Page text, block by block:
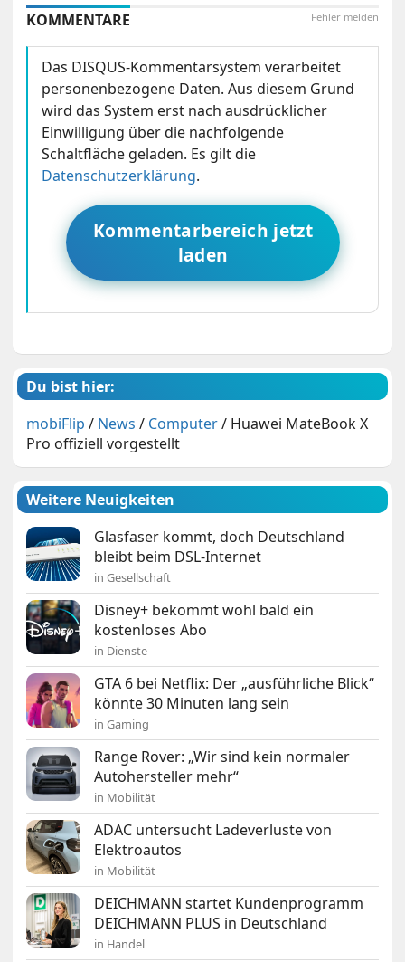
Fehler melden
KOMMENTARE
Das DISQUS-Kommentarsystem verarbeitet
personenbezogene Daten. Aus diesem Grund
wird das System erst nach ausdrücklicher
Einwilligung über die nachfolgende
Schaltfläche geladen. Es gilt die
Datenschutzerklärung.
Kommentarbereich jetzt
laden
Du bist hier:
mobiFlip / News / Computer/ Huawei MateBook X
Pro offiziell vorgestellt
Weitere Neuigkeiten
Glasfaser kommt, doch Deutschland
bleibt beim DSL-Internet
in Gesellschaft
Disney+ bekommt wohl bald ein
kostenloses Abo
in Dienste
GTA 6 bei Netflix: Der „ausführliche Blick“
könnte 30 Minuten lang sein
in Gaming
Range Rover: „Wir sind kein normaler
Autohersteller mehr“
in Mobilität
ADAC untersucht Ladeverluste von
Elektroautos
in Mobilität
DEICHMANN startet Kundenprogramm
DEICHMANN PLUS in Deutschland
in Handel